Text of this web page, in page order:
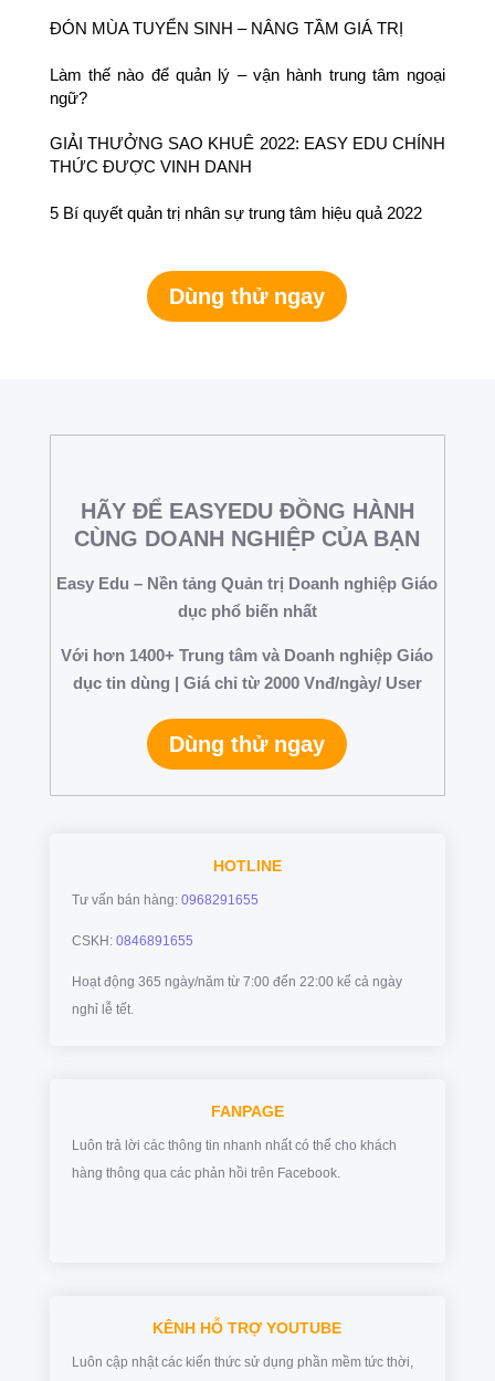
ĐÓN MÙA TUYỂN SINH – NÂNG TẦM GIÁ TRỊ
Làm thế nào để quản lý – vận hành trung tâm ngoại
ngữ?
GIẢI THƯỞNG SAO KHUÊ 2022: EASY EDU CHÍNH
THỨC ĐƯỢC VINH DANH
5 Bí quyết quản trị nhân sự trung tâm hiệu quả 2022
Dùng thử ngay
HÃY ĐỂ EASYEDU ĐỒNG HÀNH
CÙNG DOANH NGHIỆP CỦA BẠN
Easy Edu – Nền tảng Quản trị Doanh nghiệp Giáo
dục phổ biến nhất
Với hơn 1400+ Trung tâm và Doanh nghiệp Giáo
dục tin dùng | Giá chỉ từ 2000 Vnđ/ngày/ User
Dùng thử ngay
HOTLINE
Tư vấn bán hàng: 0968291655
CSKH: 0846891655
Hoạt động 365 ngày/năm từ 7:00 đến 22:00 kể cả ngày
nghỉ lễ tết.
FANPAGE
Luôn trả lời các thông tin nhanh nhất có thể cho khách
hàng thông qua các phản hồi trên Facebook.
KÊNH HỖ TRỢ YOUTUBE
Luôn cập nhật các kiến thức sử dụng phần mềm tức thời,